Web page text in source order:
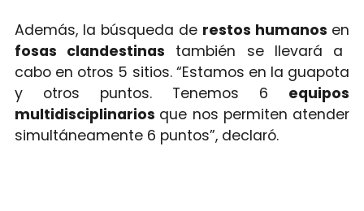
Además, la búsqueda de restos humanos en
fosas clandestinas también se llevará a
cabo en otros 5 sitios. “Estamos en la guapota
y otros puntos. Tenemos 6 equipos
multidisciplinarios que nos permiten atender
simultáneamente 6 puntos”, declaró.